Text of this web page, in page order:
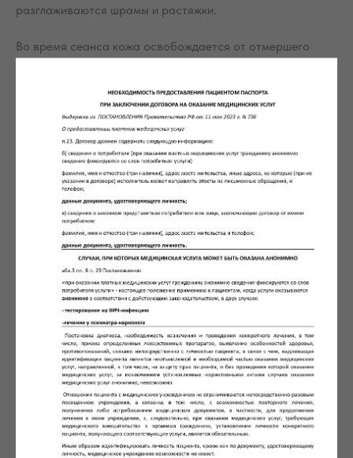
разглаживаются шрамы и растяжки.
Во время сеанса кожа освобождается от отмершего
очищение. Процедура относится к поверхностным типам
ухода за кожей, главная ее цель – обновить верхний слой,
не вызывая неприятных ощущений у клиента. После чистки
кожа становится обновленной и сияющей на внешний вид
Записаться через Max
Записаться через Telegram